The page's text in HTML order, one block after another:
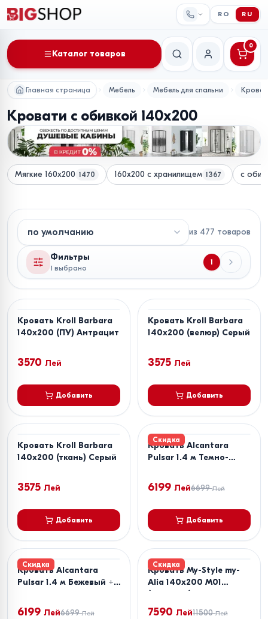
RO RU
Каталог товаров
Поиск Мой аккаунт
0
Главная страница Мебель Мебель для спальни
Кровати с обивкой 140x200
Мягкие 160x200 1470 160x200 с хранилищем 1367 с
из 477 товаров
Фильтры
1 выбрано
1
Кровать Kroll Barbara
140x200 (ПУ) Антрацит
3570 Лей
Добавить
Кровать Kroll Barbara
140x200 (велюр) Серый
3575 Лей
Добавить
Кровать Kroll Barbara
140x200 (ткань) Серый
3575 Лей
Добавить
Скидка
Кровать Alcantara
Pulsar 1.4 м Темно-
Confort Clasic 140x200
6199 Лей6699 Лей
Добавить
Скидка
Кровать Alcantara
Pulsar 1.4 м Бежевый +
Clasic 140x200
6199 Лей6699 Лей
Скидка
Кровать My-Style my-
Alia 140x200 M01
(Бежевый)
7590 Лей11500 Лей